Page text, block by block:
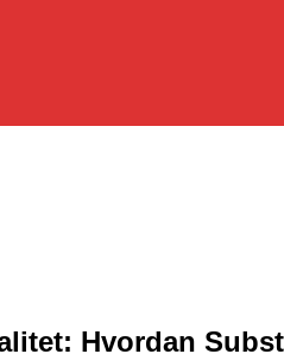
Hvordan